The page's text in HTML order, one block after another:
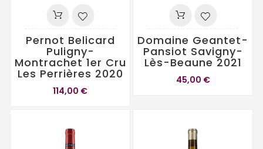
Pernot Belicard
Puligny-
Montrachet 1er Cru
Les Perrières 2020
114,00 €
Domaine Geantet-
Pansiot Savigny-
Lès-Beaune 2021
45,00 €